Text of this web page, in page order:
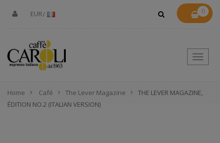
EUR 0
Toggle
Home Café The Lever Magazine
THE LEVER MAGAZINE,
ÉDITION NO.2 (ITALIAN VERSION)